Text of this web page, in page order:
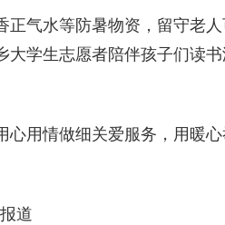
气水等防暑物资，留守老
学生志愿者陪伴孩子们读
用情做细关爱服务，用暖
道